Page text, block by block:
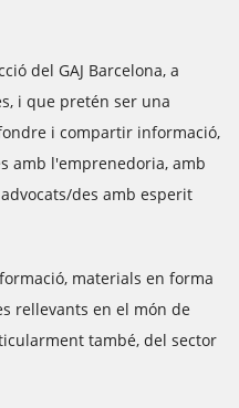
del GAJ Barcelona, a
i que pretén ser una
i compartir informació,
amb l'emprenedoria, amb
des amb esperit
materials en forma
rellevants en el món de
també, del sector